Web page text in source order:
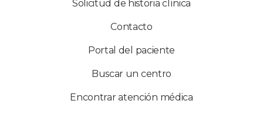
Solicitud de historia clínica
Contacto
Portal del paciente
Buscar un centro
Encontrar atención médica